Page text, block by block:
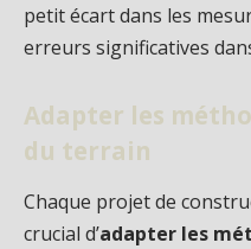
petit écart dans les
erreurs significatives
Adapter les
du terrain
Chaque projet de
crucial d’adapter les